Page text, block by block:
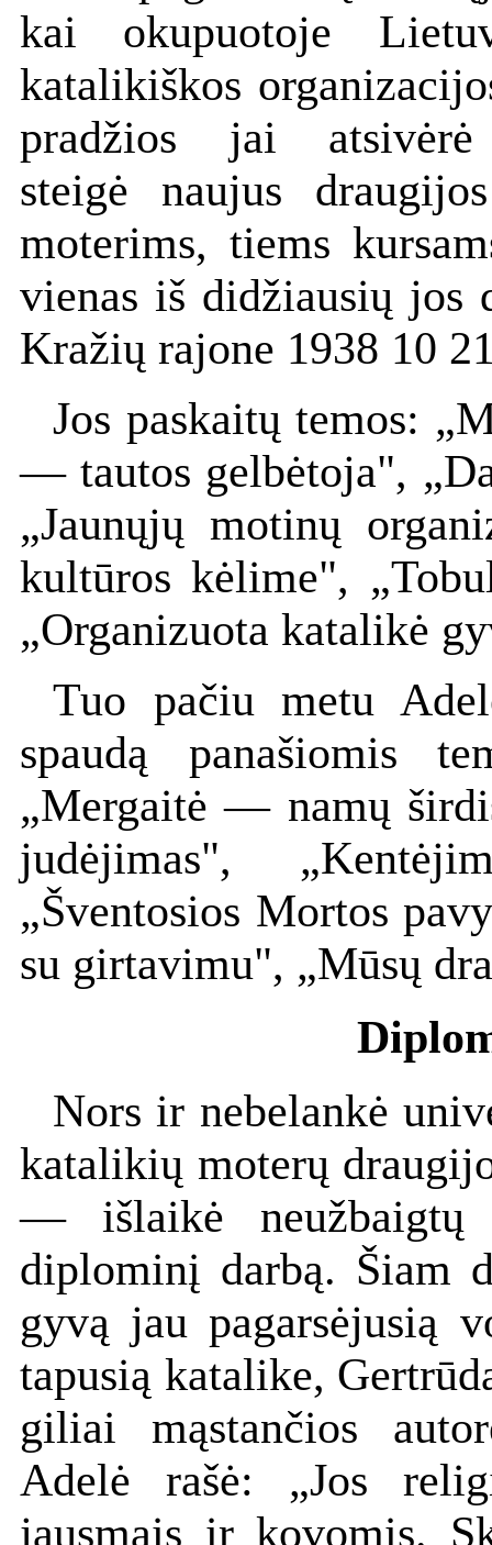
kai okupuotoje
katalikiškos
pradžios jai
steigė naujus
moterims, tiems
vienas iš didžiausių jos
Kražių rajone 1938 10
Jos paskaitų temos:
— tautos gelbėtoja",
„Jaunųjų motinų
kultūros kėlime",
„Organizuota katalikė
Tuo pačiu metu
spaudą panašiomis
„Mergaitė — namų
judėjimas",
„Šventosios Mortos
su girtavimu", „Mūsų
Nors ir nebelankė
katalikių moterų
— išlaikė neužbaigtų
diplominį darbą. Šiam
gyvą jau pagarsėjusią
tapusią katalike,
giliai mąstančios
Adelė rašė: „Jos
jausmais ir kovomis.